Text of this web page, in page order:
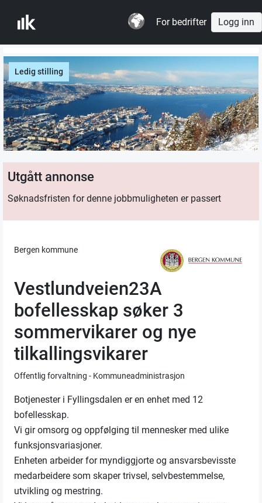
For bedrifter Logg inn
Ledig stilling
Utgått annonse
Søknadsfristen for denne jobbmuligheten er passert
Bergen kommune
Vestlundveien23A
bofellesskap søker 3
sommervikarer og nye
tilkallingsvikarer
Offentlig forvaltning - Kommuneadministrasjon
Botjenester i Fyllingsdalen er en enhet med 12
bofellesskap.
Vi gir omsorg og oppfølging til mennesker med ulike
funksjonsvariasjoner.
Enheten arbeider for myndiggjorte og ansvarsbevisste
medarbeidere som skaper trivsel, selvbestemmelse,
utvikling og mestring.